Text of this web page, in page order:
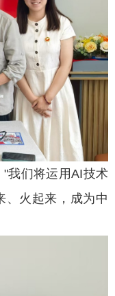
我们将运用AI技术
、火起来，成为中